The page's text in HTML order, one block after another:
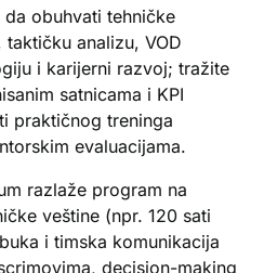
da obuhvati tehničke
analizu, VOD
i karijerni razvoj; tražite
satnicama i KPI
praktičnog treninga
evaluacijama.
razlaže program na
veštine (npr. 120 sati
i timska komunikacija
decision-making